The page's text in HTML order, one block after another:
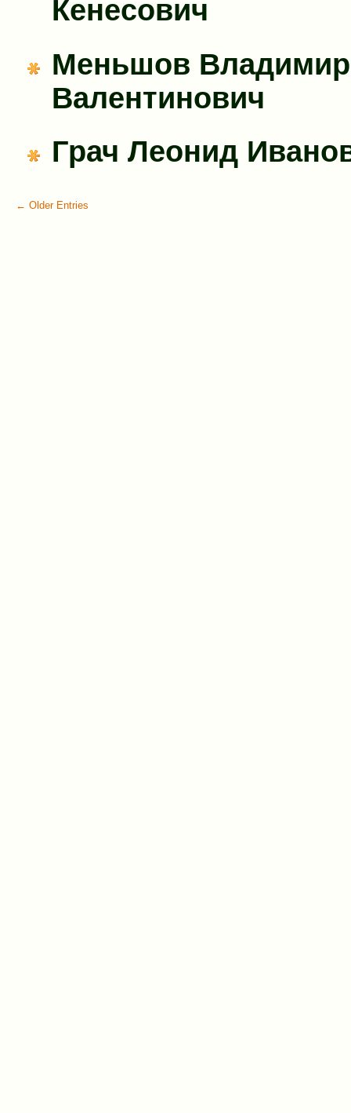
Кенесович
Меньшов Владимир
Валентинович
Грач Леонид
← Older Entries